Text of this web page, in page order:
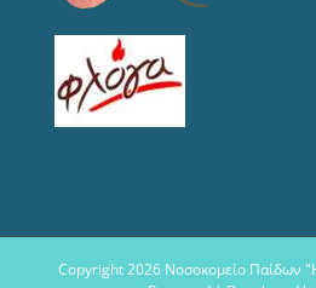
Copyright2026 Νοσοκομείο Παίδων